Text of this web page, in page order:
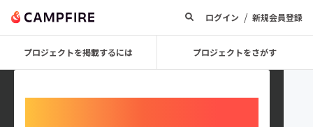
ログイン / 新規会員登録
プロジェクトを掲載するには プロジェクトをさがす